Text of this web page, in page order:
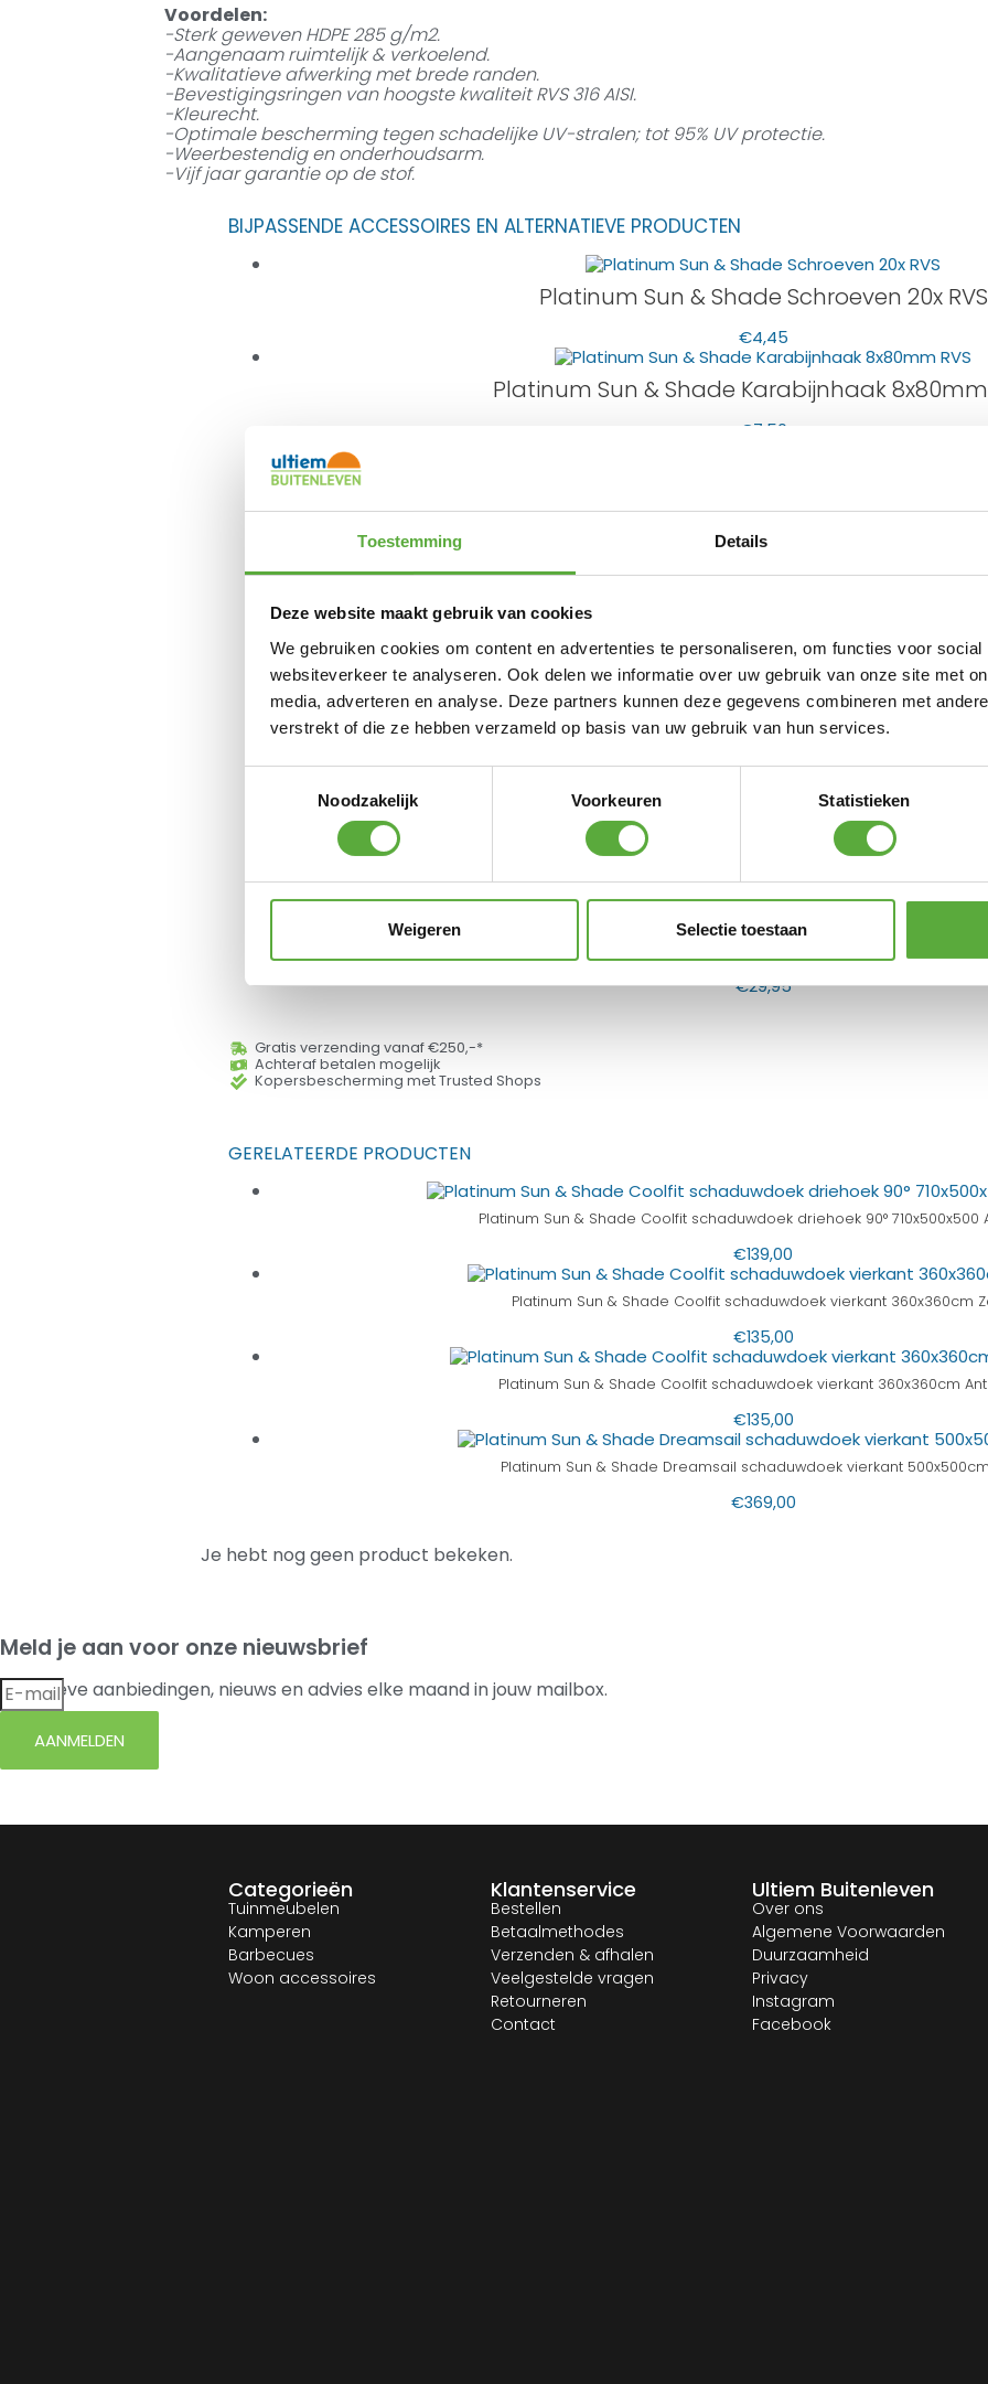
Toestemming Details
Deze website maakt gebruik van cookies
We gebruiken cookies om content en advertenties te personaliseren, om functies voor
websiteverkeer te analyseren. Ook delen we informatie over uw gebruik van onze site met
media, adverteren en analyse. Deze partners kunnen deze gegevens combineren met
verstrekt of die ze hebben verzameld op basis van uw gebruik van hun services.
Noodzakelijk
Voorkeuren Statistieken
Weigeren Selectie toestaan
Voordelen:
-Sterk geweven HDPE 285 g/m2.
-Aangenaam ruimtelijk & verkoelend.
-Kwalitatieve afwerking met brede randen.
-Bevestigingsringen van hoogste kwaliteit RVS 316 AISI.
-Kleurecht.
-Optimale bescherming tegen schadelijke UV-stralen; tot 95% UV protectie.
-Weerbestendig en onderhoudsarm.
-Vijf jaar garantie op de stof.
BIJPASSENDE ACCESSOIRES EN ALTERNATIEVE PRODUCTEN
Platinum Sun & Shade Schroeven 20x RVS
€4,45
Platinum Sun & Shade Karabijnhaak 8x80mm
€7,50
Platinum Sun & Shade M8 Spanmoer 2x haak
Platinum Sun & Shade Bout met oog voor paal
€7,95
Platinum Sun & Shade Plaat met oog RVS
Platinum Sun & Shade M10 Spanmoer 2x haak
Platinum Sun & Shade Ketting 200x4mm
€29,95
Gratis verzending vanaf €250,-*
Achteraf betalen mogelijk
Kopersbescherming met Trusted Shops
GERELATEERDE PRODUCTEN
Platinum Sun & Shade Coolfit schaduwdoek driehoek 90° 710x500x500
€139,00
Platinum Sun & Shade Coolfit schaduwdoek vierkant 360x360cm
€135,00
Platinum Sun & Shade Coolfit schaduwdoek vierkant 360x360cm
€135,00
Platinum Sun & Shade Dreamsail schaduwdoek vierkant
€369,00
Je hebt nog geen product bekeken.
Meld je aan voor onze nieuwsbrief
Exclusieve aanbiedingen, nieuws en advies elke maand in jouw mailbox.
AANMELDEN
Categorieën
Tuinmeubelen
Kamperen
Barbecues
Woon accessoires
Klantenservice
Bestellen
Betaalmethodes
Verzenden & afhalen
Veelgestelde vragen
Retourneren
Contact
Ultiem Buitenleven
Over ons
Algemene Voorwaarden
Duurzaamheid
Privacy
Instagram
Facebook